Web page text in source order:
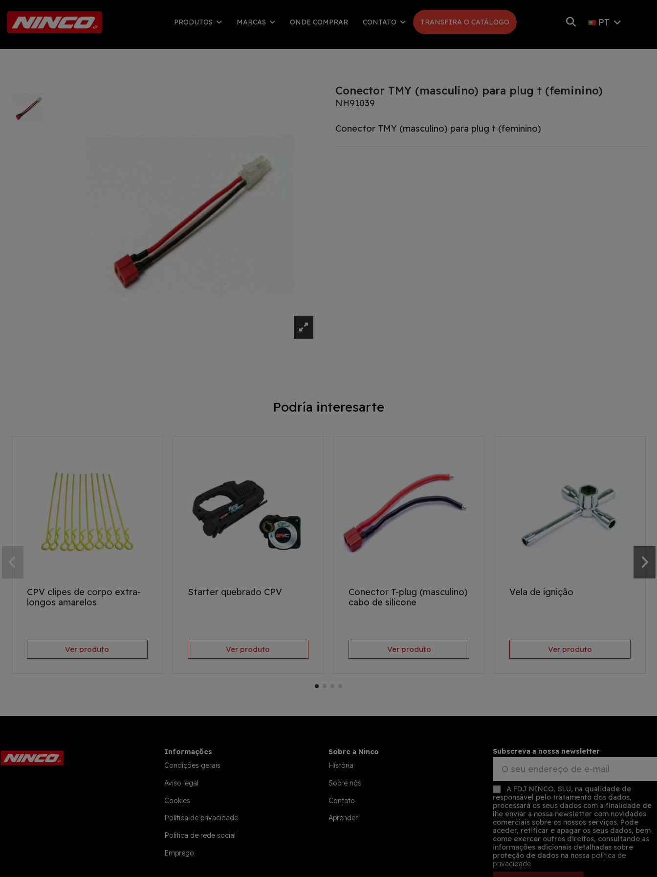
PRODUTOS MARCAS ONDE COMPRAR CONTATO TRANSFIRA O CATÁLOGO PT
Conector TMY (masculino) para plug t (feminino)
NH91039
Conector TMY (masculino) para plug t (feminino)
Podría interesarte
CPV clipes de corpo extra-
longos amarelos
Ver produto
Starter quebrado CPV
Ver produto
Conector T-plug (masculino)
cabo de silicone
Ver produto
Vela de ignição
Ver produto
Informações
Condições gerais
Aviso legal
Cookies
Política de privacidade
Política de rede social
Emprego
Sobre a Ninco
História
Sobre nós
Contato
Aprender
Subscreva a nossa newsletter
A FDJ NINCO, SLU, na qualidade de
responsável pelo tratamento dos dados,
processará os seus dados com a finalidade de
lhe enviar a nossa newsletter com novidades
comerciais sobre os nossos serviços. Pode
aceder, retificar e apagar os seus dados, bem
como exercer outros direitos, consultando as
informações adicionais detalhadas sobre
proteção de dados na nossa política de
privacidade